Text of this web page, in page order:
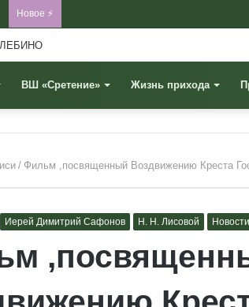
Новое ⚡
ВШ «Сретение» Жизнь прихода
/ Фильм ,посвященный Воздвижению Креста
Иерей Димитрий Сафонов Н. Н. Лисовой Новости